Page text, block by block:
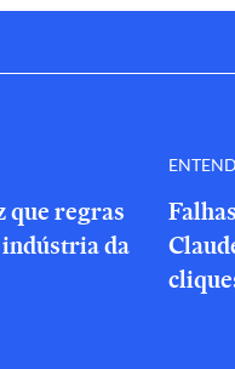
que regras
da